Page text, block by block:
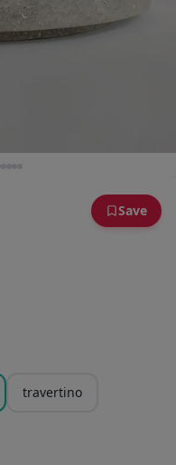
Save
travertino